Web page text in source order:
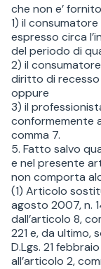
che non e’
1) il
espresso circa
del periodo di
2) il
diritto di recesso
oppure
3) il
conformemente
comma 7.
5. Fatto salvo
e nel presente
non comporta
(1) Articolo
agosto 2007, n.
dall’articolo 8,
221 e, da ultimo,
D.Lgs. 21
all’articolo 2,